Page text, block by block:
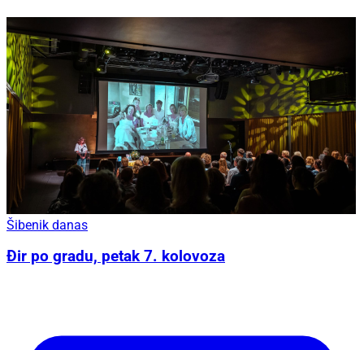
Šibenik danas
Đir po gradu, petak 7. kolovoza